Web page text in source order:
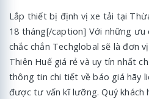
Lắp thiết bị định vị xe tải tại
18 tháng[/caption] Với những ưu
chắc chắn Techglobal sẽ là đơn
Thiên Huế giá rẻ và uy tín nhất
thông tin chi tiết về báo giá hãy
được tư vấn kĩ lưỡng. Quý